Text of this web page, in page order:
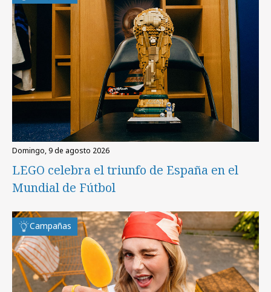
domingo, 9 de agosto 2026
LEGO celebra el triunfo de España en el
Mundial de Fútbol
Campañas